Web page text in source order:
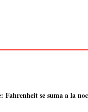
Fahrenheit se suma a la